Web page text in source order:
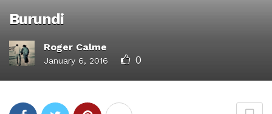
Burundi
Roger Calme
January 6, 2016 0